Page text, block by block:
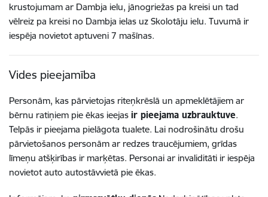
krustojumam ar Dambja ielu, jānogriežas pa kreisi un tad
vēlreiz pa kreisi no Dambja ielas uz Skolotāju ielu. Tuvumā ir
iespēja novietot aptuveni 7 mašīnas.
Vides pieejamība
Personām, kas pārvietojas riteņkrēslā un apmeklētājiem ar
bērnu ratiņiem pie ēkas ieejas ir pieejama uzbrauktuve.
Telpās ir pieejama pielāgota tualete. Lai nodrošinātu drošu
pārvietošanos personām ar redzes traucējumiem, grīdas
līmeņu atšķirības ir marķētas. Personai ar invaliditāti ir iespēja
novietot auto autostāvvietā pie ēkas.